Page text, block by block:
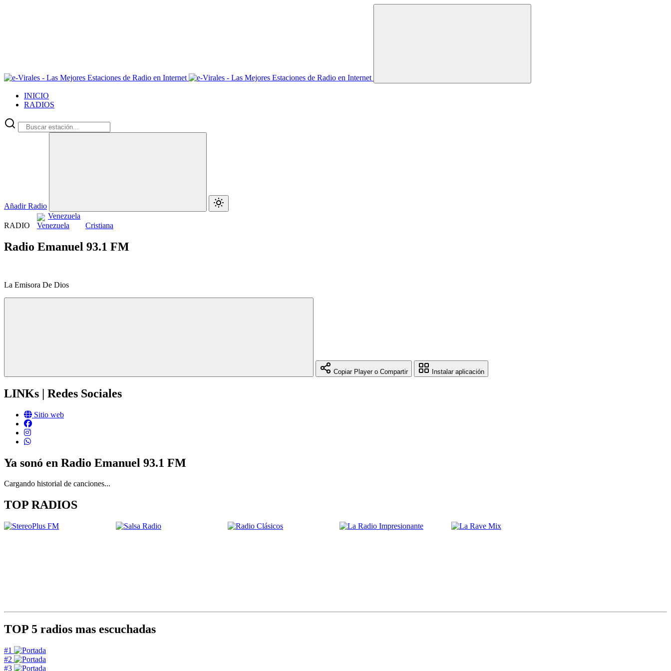
INICIO
RADIOS
Añadir Radio
RADIO
Venezuela
Cristiana
Radio Emanuel 93.1 FM
La Emisora De Dios
Copiar Player o Compartir Instalar aplicación
LINKs | Redes Sociales
Sitio web
Ya sonó en Radio Emanuel 93.1 FM
Cargando historial de canciones...
TOP RADIOS
TOP 5 radios mas escuchadas
#1
#2
#3